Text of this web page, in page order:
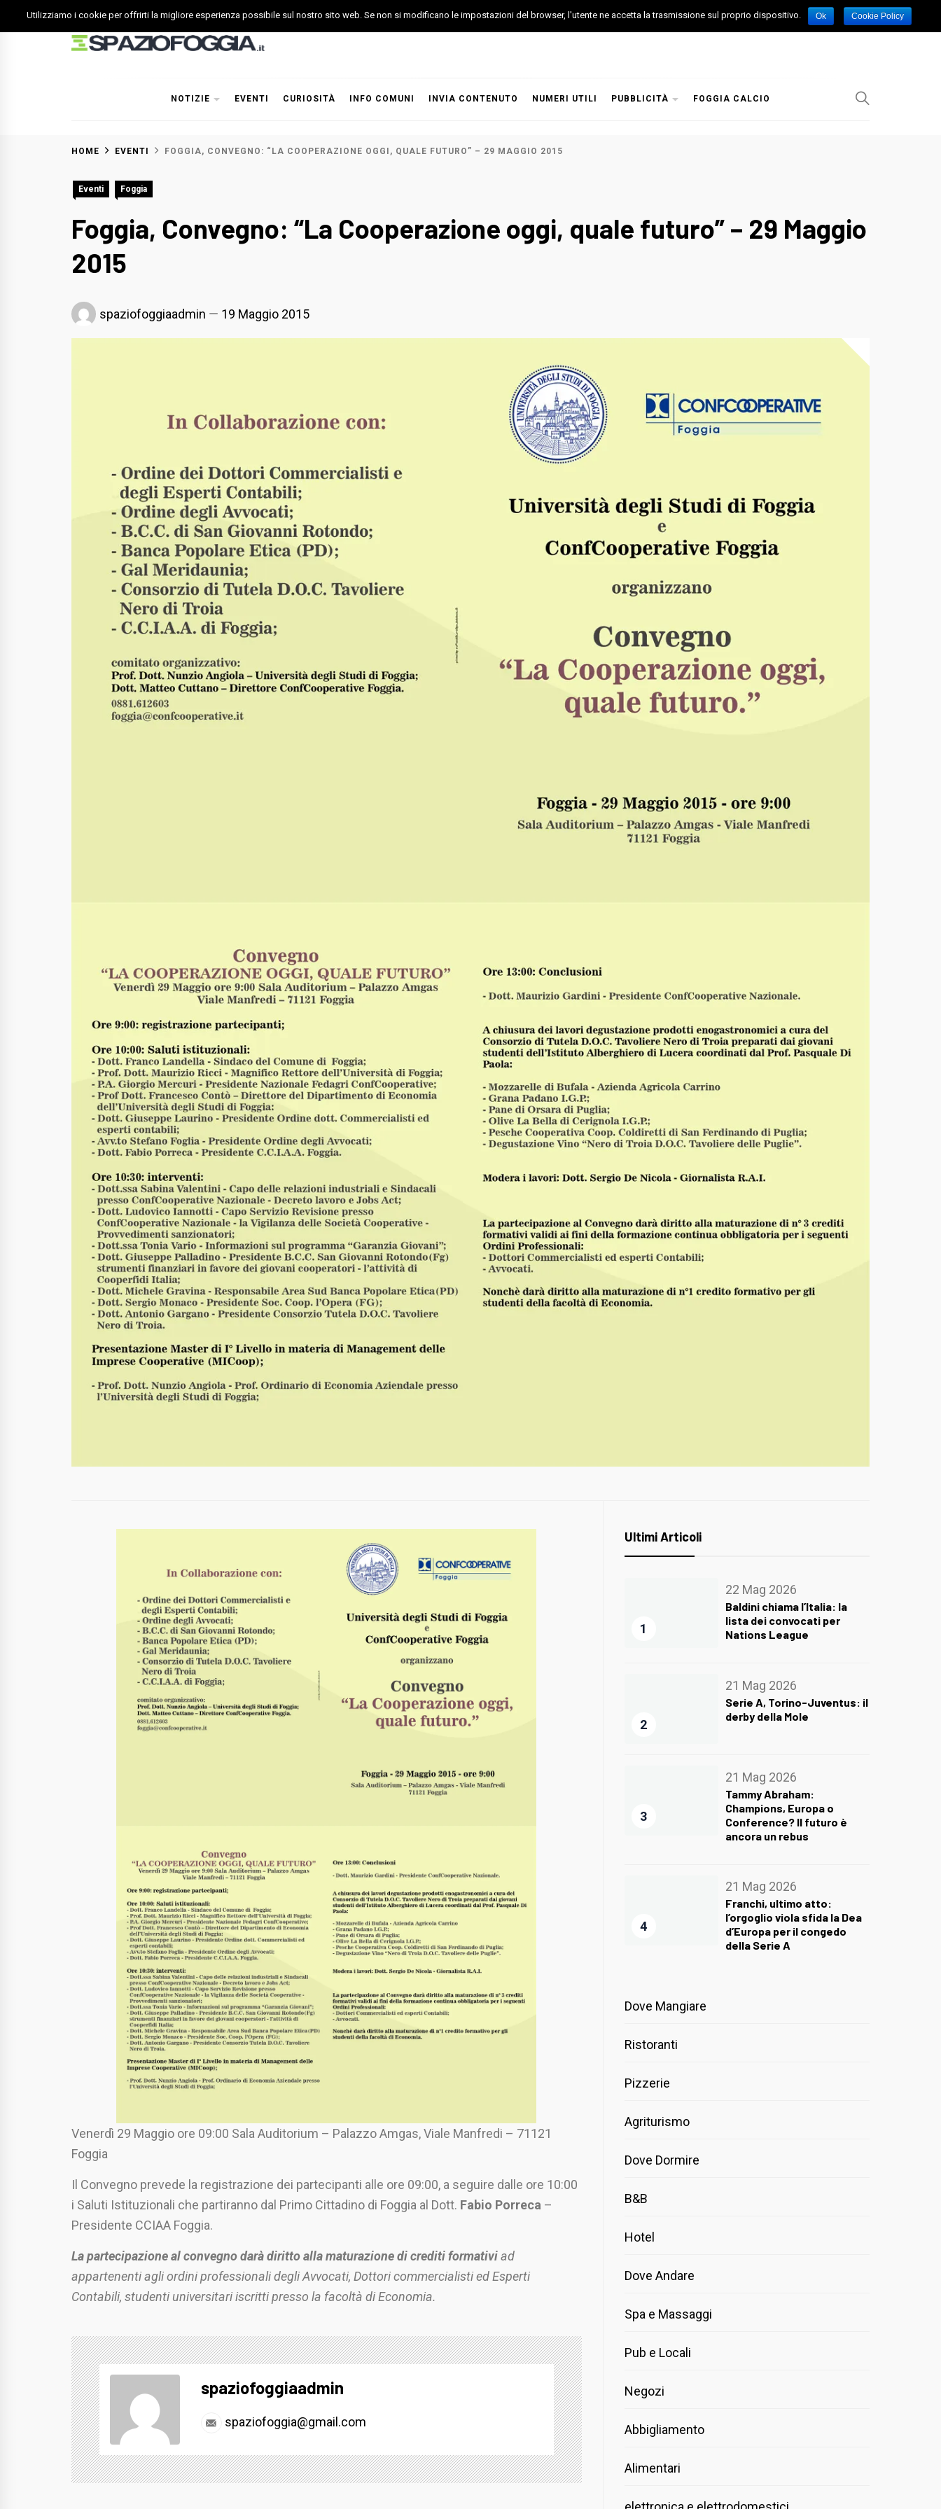
to
NOTIZIE EVENTI CURIOSITÀ INFO COMUNI INVIA CONTENUTO NUMERI UTILI PUBBLICITÀ FOGGIA CALCIO
HOME EVENTI FOGGIA, CONVEGNO: “LA COOPERAZIONE OGGI, QUALE FUTURO” – 29 MAGGIO 2015
Eventi Foggia
Foggia, Convegno: “La Cooperazione oggi, quale futuro” – 29 Maggio
2015
spaziofoggiaadmin 19 Maggio 2015
Venerdì 29 Maggio ore 09:00 Sala Auditorium – Palazzo Amgas, Viale Manfredi – 71121
Foggia
Il Convegno prevede la registrazione dei partecipanti alle ore 09:00, a seguire dalle ore 10:00
i Saluti Istituzionali che partiranno dal Primo Cittadino di Foggia al Dott. Fabio Porreca –
Presidente CCIAA Foggia.
La partecipazione al convegno darà diritto alla maturazione dicrediti formativiad
appartenenti agli ordini professionali degliAvvocati, Dottori commercialisti ed Esperti
Contabili, studenti universitari iscritti presso la facoltà di Economia.
spaziofoggiaadmin
spaziofoggia@gmail.com
Ultimi Articoli
1
22 Mag 2026
Baldini chiama l’Italia: la
lista dei convocati per
Nations League
2
21 Mag 2026
Serie A, Torino-Juventus: il
derby della Mole
3
21 Mag 2026
Tammy Abraham:
Champions, Europa o
Conference? Il futuro è
ancora un rebus
4
21 Mag 2026
Franchi, ultimo atto:
l’orgoglio viola sfida la Dea
d’Europa per il congedo
della Serie A
Dove Mangiare
Ristoranti
Pizzerie
Agriturismo
Dove Dormire
B&B
Hotel
Dove Andare
Spa e Massaggi
Pub e Locali
Negozi
Abbigliamento
Alimentari
Utilizziamo i cookie per offrirti la migliore esperienza possibile sul nostro sito web. Se non si modificano le impostazioni del browser, l'utente ne accetta la trasmissione sul proprio dispositivo. Ok Cookie Policy